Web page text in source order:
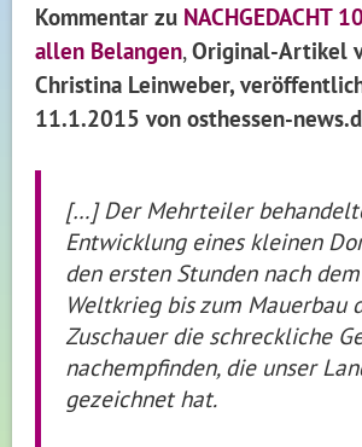
Kommentar zu NACHGEDACHT
allen Belangen,Original-Artikel
Christina Leinweber,
11.1.2015 von osthessen-
[…] Der Mehrteiler
Entwicklung eines kleinen
den ersten Stunden nach
Weltkrieg bis zum Mauerbau
Zuschauer die schreckliche
nachempfinden, die unser
gezeichnet hat.